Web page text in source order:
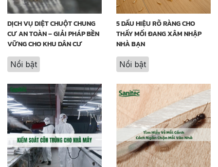
DỊCH VỤ DIỆT CHUỘT CHUNG
CƯ AN TOÀN – GIẢI PHÁP BỀN
VỮNG CHO KHU DÂN CƯ
Nổi bật
5 DẤU HIỆU RÕ RÀNG CHO
THẤY MỐI ĐANG XÂM NHẬP
NHÀ BẠN
Nổi bật